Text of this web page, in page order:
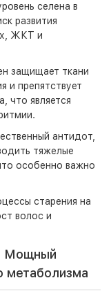
селена в
развития
ЖКТ и
защищает ткани
и препятствует
что является
антидот,
тяжелые
особенно важно
старения на
волос и
Мощный
метаболизма